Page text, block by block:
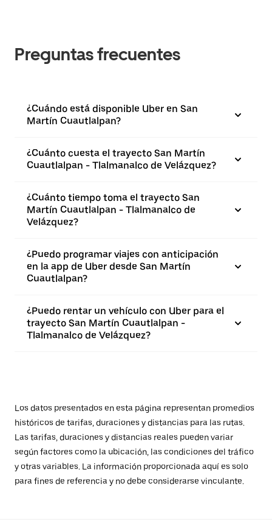
Preguntas frecuentes
¿Cuándo está disponible Uber en San
Martín Cuautlalpan?
¿Cuánto cuesta el trayecto San Martín
Cuautlalpan - Tlalmanalco de Velázquez?
¿Cuánto tiempo toma el trayecto San
Martín Cuautlalpan - Tlalmanalco de
Velázquez?
¿Puedo programar viajes con anticipación
en la app de Uber desde San Martín
Cuautlalpan?
¿Puedo rentar un vehículo con Uber para el
trayecto San Martín Cuautlalpan -
Tlalmanalco de Velázquez?
Los datos presentados en esta página representan promedios
históricos de tarifas, duraciones y distancias para las rutas.
Las tarifas, duraciones y distancias reales pueden variar
según factores como la ubicación, las condiciones del tráfico
y otras variables. La información proporcionada aquí es solo
para fines de referencia y no debe considerarse vinculante.